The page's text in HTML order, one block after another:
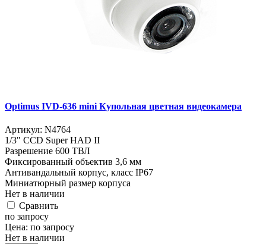
Optimus IVD-636 mini Купольная цветная видеокамера
Артикул: N4764
1/3" CCD Super HAD II
Разрешение 600 ТВЛ
Фиксированный объектив 3,6 мм
Антивандальный корпус, класс IP67
Миниатюрный размер корпуса
Нет в наличии
Cравнить
по запросу
Цена: по запросу
Нет в наличии